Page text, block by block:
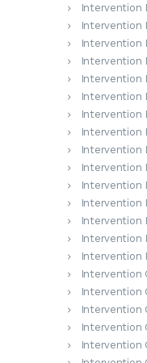
Intervention
Intervention
Intervention
Intervention
Intervention
Intervention
Intervention
Intervention
Intervention
Intervention
Intervention
Intervention
Intervention
Intervention
Intervention
Intervention
Intervention
Intervention
Intervention
Intervention